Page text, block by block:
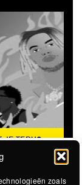
zoals
JE TERUG
VAN 2016